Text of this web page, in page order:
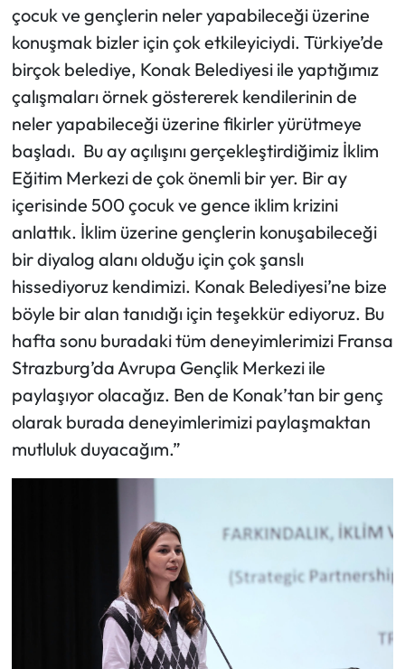
çocuk ve gençlerin neler yapabileceği üzerine
konuşmak bizler için çok etkileyiciydi. Türkiye’de
birçok belediye, Konak Belediyesi ile yaptığımız
çalışmaları örnek göstererek kendilerinin de
neler yapabileceği üzerine fikirler yürütmeye
başladı. Bu ay açılışını gerçekleştirdiğimiz İklim
Eğitim Merkezi de çok önemli bir yer. Bir ay
içerisinde 500 çocuk ve gence iklim krizini
anlattık. İklim üzerine gençlerin konuşabileceği
bir diyalog alanı olduğu için çok şanslı
hissediyoruz kendimizi. Konak Belediyesi’ne bize
böyle bir alan tanıdığı için teşekkür ediyoruz. Bu
hafta sonu buradaki tüm deneyimlerimizi Fransa
Strazburg’da Avrupa Gençlik Merkezi ile
paylaşıyor olacağız. Ben de Konak’tan bir genç
olarak burada deneyimlerimizi paylaşmaktan
mutluluk duyacağım.”